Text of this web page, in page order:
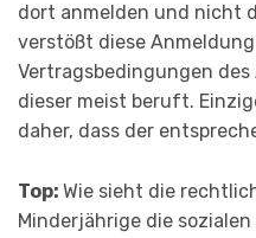
dort anmelden und nicht
verstößt diese
Vertragsbedingungen
dieser meist beruft.
daher, dass der
Top: Wie sieht die
Minderjährige die